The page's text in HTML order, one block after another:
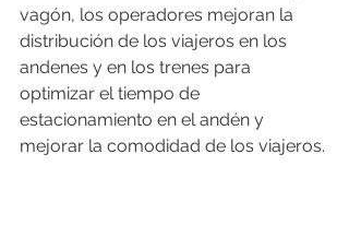
vagón, los operadores mejoran la
distribución de los viajeros en los
andenes y en los trenes para
optimizar el tiempo de
estacionamiento en el andén y
mejorar la comodidad de los viajeros.